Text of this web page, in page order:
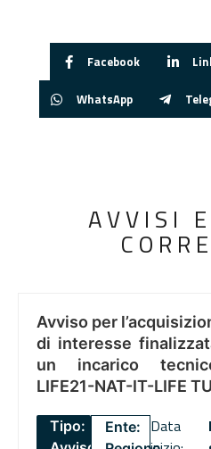
Facebook
WhatsApp
AVVISI
Avviso per
di interesse
un incarico
LIFE21-NAT-IT-LIFE
Tipo:
Ente:
Data